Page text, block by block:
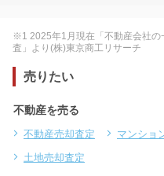
※1 2025年1月現在「不動産会社の
査」より(株)東京商工リサーチ
売りたい
不動産を売る
不動産売却査定 マンショ
土地売却査定